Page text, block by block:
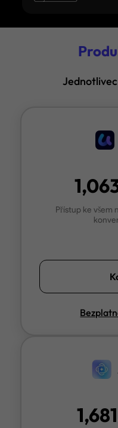
Jednotlivec
Přístup ke všem